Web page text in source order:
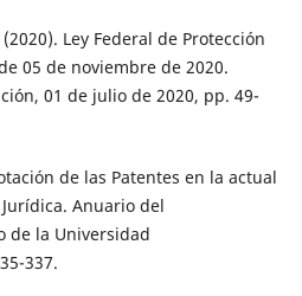
Ley Federal de Protección
05 de noviembre de 2020.
01 de julio de 2020, pp. 49-
de las Patentes en la actual
Anuario del
de la Universidad
337.